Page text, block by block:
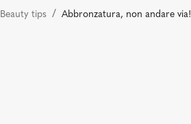
Beauty tips Abbronzatura, non andare via!